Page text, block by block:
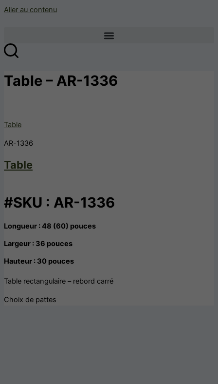
Aller au contenu
Table – AR-1336
Table
AR-1336
Table
#SKU : AR-1336
Longueur : 48 (60) pouces
Largeur : 36 pouces
Hauteur : 30 pouces
Table rectangulaire – rebord carré
Choix de pattes